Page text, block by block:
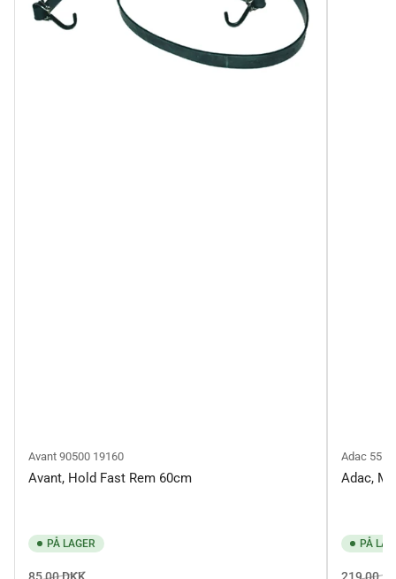
Avant 90500 19160
Avant, Hold Fast Rem 60cm
PÅ LAGER
NormalprisSalgspris
Adac 55
Adac,
PÅ